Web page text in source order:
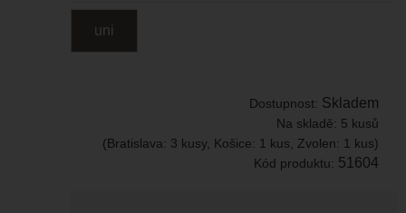
uni
Dostupnost: Skladem
Na skladě: 5 kusů
(Bratislava: 3 kusy, Košice: 1 kus, Zvolen: 1 kus)
Kód produktu: 51604